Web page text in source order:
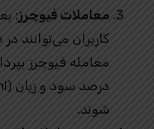
معاملات فیوچرز:
کاربران می‌توانند
معامله فیوچرز
شوند.